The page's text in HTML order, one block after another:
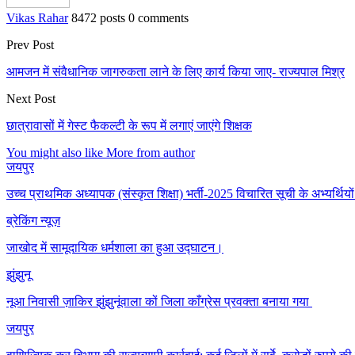
Vikas Rahar 8472 posts 0 comments
Prev Post
आमजन में संवैधानिक जागरुकता लाने के लिए कार्य किया जाए- राज्यपाल मिश्र
Next Post
छात्रावासों में गेस्ट फैकल्टी के रूप में लगाएं जाएंगे शिक्षक
You might also like More from author
जयपुर
उच्च प्राथमिक अध्यापक (संस्कृत शिक्षा) भर्ती-2025 विचारित सूची के
ब्रेकिंग न्यूज़
जाखोद में सामूदायिक धर्मशाला का हुआ उद्घाटन।
झुंझुनू
नूआ निवासी ज़ाकिर झुंझुनूंवाला कों जिला काँग्रेस प्रवक्ता बनाया गया
जयपुर